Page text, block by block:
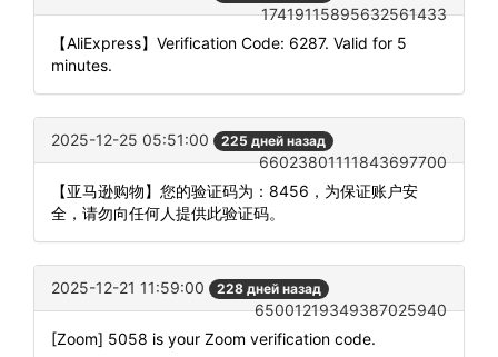
17419115895632561433
【AliExpress】Verification Code: 6287. Valid for 5
minutes.
2025-12-25 05:51:00 225 дней назад
66023801111843697700
【亚马逊购物】您的验证码为：8456，为保证账户安
全，请勿向任何人提供此验证码。
2025-12-21 11:59:00 228 дней назад
65001219349387025940
[Zoom] 5058 is your Zoom verification code.